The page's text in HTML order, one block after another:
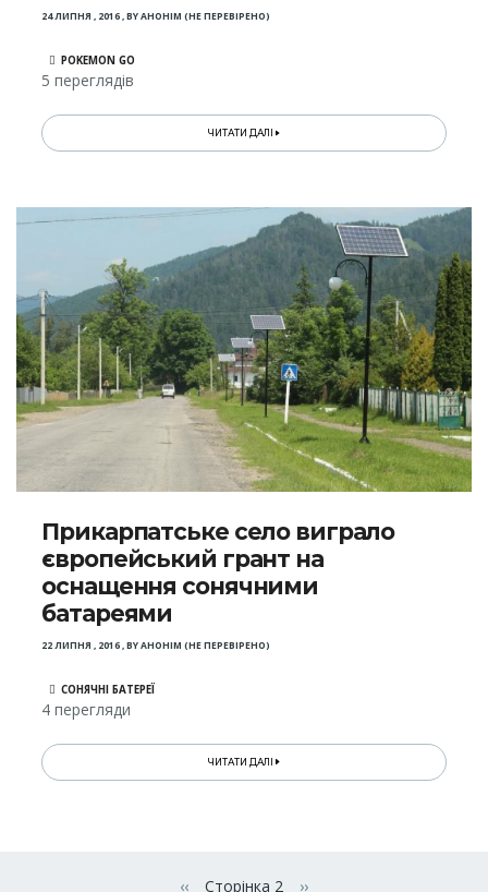
24 ЛИПНЯ , 2016,BYАНОНІМ (НЕ ПЕРЕВІРЕНО)
POKEMON GO
5 переглядів
ЧИТАТИ ДАЛІ
Прикарпатське село виграло
європейський грант на
оснащення сонячними
батареями
22 ЛИПНЯ , 2016,BYАНОНІМ (НЕ ПЕРЕВІРЕНО)
СОНЯЧНІ БАТЕРЕЇ
4 перегляди
ЧИТАТИ ДАЛІ
‹‹ Сторінка 2 ››